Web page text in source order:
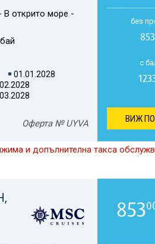
открито море -
01.01.2028
Оферта № UYVA
без
853
с
ВИЖ
и допълнителна такса
853